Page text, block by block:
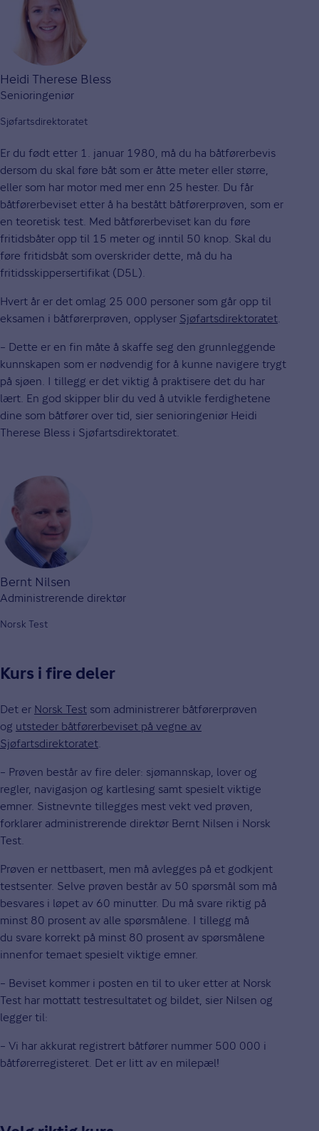
Heidi Therese Bless
Senioringeniør
Sjøfartsdirektoratet
Er du født etter 1. januar 1980, må du ha båtførerbevis
dersom du skal føre båt som er åtte meter eller større,
eller som har motor med mer enn 25 hester. Du får
båtførerbeviset etter å ha bestått båtførerprøven, som er
en teoretisk test. Med båtførerbeviset kan du føre
fritidsbåter opp til 15 meter og inntil 50 knop. Skal du
føre fritidsbåt som overskrider dette, må du ha
fritidsskippersertifikat (D5L).
Hvert år er det omlag 25 000 personer som går opp til
eksamen i båtførerprøven, opplyser Sjøfartsdirektoratet
– Dette er en fin måte å skaffe seg den grunnleggende
kunnskapen som er nødvendig for å kunne navigere trygt
på sjøen. I tillegg er det viktig å praktisere det du har
lært. En god skipper blir du ved å utvikle ferdighetene
dine som båtfører over tid, sier senioringeniør Heidi
Therese Bless i Sjøfartsdirektoratet.
Bernt Nilsen
Administrerende direktør
Norsk Test
Kurs i fire deler
Det er Norsk Test som administrerer båtførerprøven
og utsteder båtførerbeviset på vegne av
Sjøfartsdirektoratet.
– Prøven består av fire deler: sjømannskap, lover og
regler, navigasjon og kartlesing samt spesielt viktige
emner. Sistnevnte tillegges mest vekt ved prøven,
forklarer administrerende direktør Bernt Nilsen i Norsk
Test.
Prøven er nettbasert, men må avlegges på et godkjent
testsenter. Selve prøven består av 50 spørsmål som må
besvares i løpet av 60 minutter. Du må svare riktig på
minst 80 prosent av alle spørsmålene. I tillegg må
du svare korrekt på minst 80 prosent av spørsmålene
innenfor temaet spesielt viktige emner.
– Beviset kommer i posten en til to uker etter at Norsk
Test har mottatt testresultatet og bildet, sier Nilsen og
legger til:
– Vi har akkurat registrert båtfører nummer 500 000 i
båtførerregisteret. Det er litt av en milepæl!